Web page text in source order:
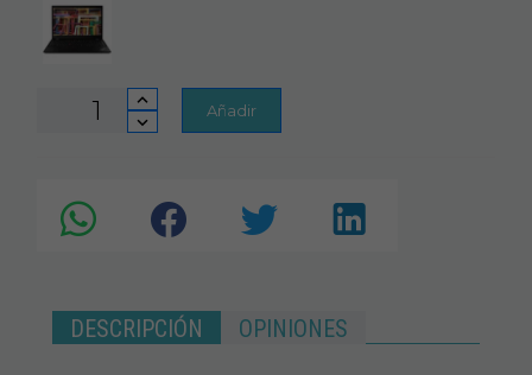
Añadir
DESCRIPCIÓN OPINIONES